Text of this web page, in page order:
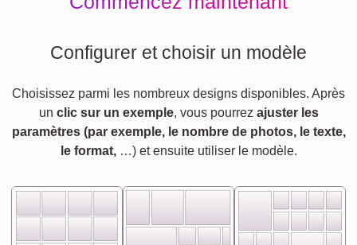
Configurer et choisir un modèle
Choisissez parmi les nombreux designs disponibles. Après
un clic sur un exemple, vous pourrez ajuster les
paramètres (par exemple, le nombre de photos, le texte,
le format,…) et ensuite utiliser le modèle.